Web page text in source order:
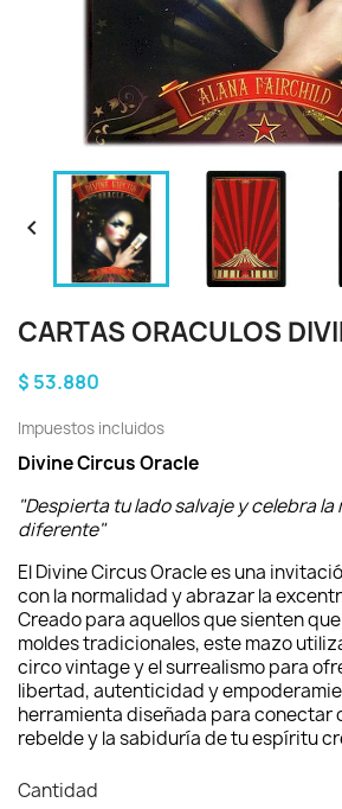

CARTAS ORACULOS
$ 53.880
Impuestos incluidos
Divine Circus Oracle
"Despierta tu lado salvaje y celebra la
diferente"
El Divine Circus Oracle es una
con la normalidad y abrazar la
Creado para aquellos que sienten
moldes tradicionales, este mazo
circo vintage y el surrealismo para
libertad, autenticidad y
herramienta diseñada para conectar
rebelde y la sabiduría de tu espíritu
Cantidad